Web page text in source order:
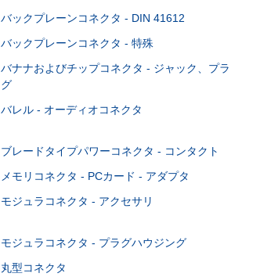
バックプレーンコネクタ - DIN 41612
バックプレーンコネクタ - 特殊
バナナおよびチップコネクタ - ジャック、プラ
グ
バレル - オーディオコネクタ
ブレードタイプパワーコネクタ - コンタクト
メモリコネクタ - PCカード - アダプタ
モジュラコネクタ - アクセサリ
モジュラコネクタ - プラグハウジング
丸型コネクタ